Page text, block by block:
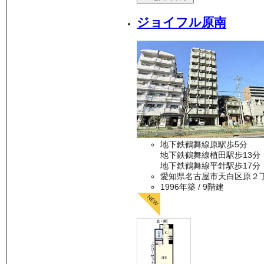
ジョイフル原南
地下鉄鶴舞線原駅歩5分
地下鉄鶴舞線植田駅歩13分
地下鉄鶴舞線平針駅歩17分
愛知県名古屋市天白区原２
1996年築 / 9階建